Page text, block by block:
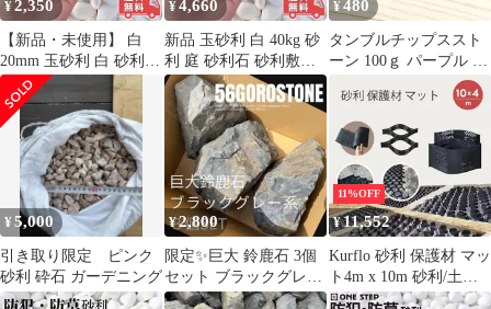
¥2,350
【新品・未使用】 白
20mm 玉砂利 白 砂利
庭 砂利石 砂利敷き 庭
石 敷石 砂利 おしゃれ
玉石 白 砕石 外構 防犯
砂利 ホワイト
¥4,660
新品 玉砂利 白 40kg 砂
利 庭 砂利石 砂利敷き
庭石 敷石 砂利 防犯
¥480
タンブルチップススト
ーン 100ｇ パープル 水
槽 フィラー 植物 おし
ゃれ
¥5,000
引き取り限定 ピンク
砂利 砕石 ガーデニング
¥2,800
限定✨巨大 鈴鹿石 3個
セット ブラックグレー
系 ロックガーデン ドラ
11%OFF
¥11,552
Kurflo 砂利 保護材 マッ
ト4m x 10m 砂利/土壌
ジオ/泥/砂用 砂利飛散